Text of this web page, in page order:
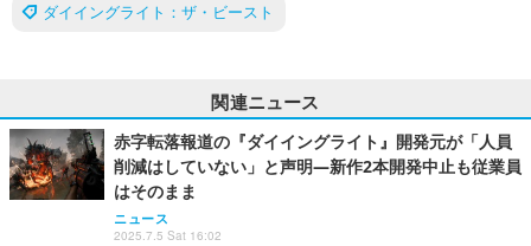
ダイイングライト：ザ・ビースト
関連ニュース
赤字転落報道の『ダイイングライト』開発元が「人員
削減はしていない」と声明―新作2本開発中止も従業員
はそのまま
ニュース
2025.7.5 Sat 16:02